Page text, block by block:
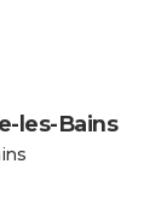
les-Bains